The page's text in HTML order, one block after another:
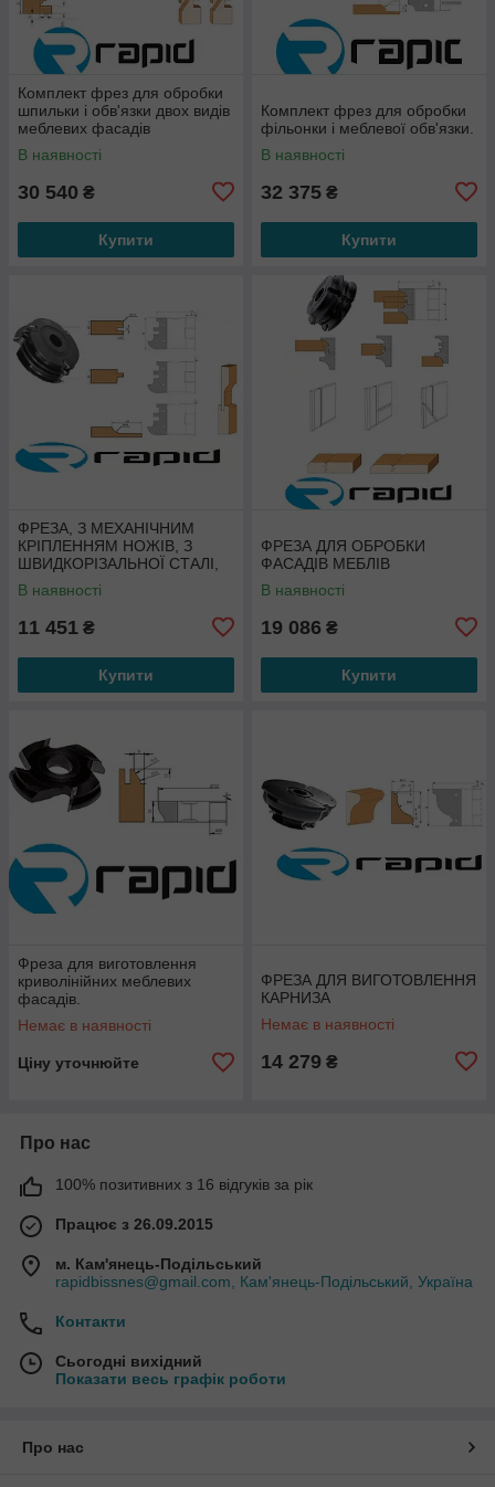
Комплект фрез для обробки
шпильки і обв'язки двох видів
меблевих фасадів
В наявності
30 540 ₴
Купити
Комплект фрез для обробки
фільонки і меблевої обв'язки.
В наявності
32 375 ₴
Купити
ФРЕЗА, З МЕХАНІЧНИМ
КРІПЛЕННЯМ НОЖІВ, З
ШВИДКОРІЗАЛЬНОЇ СТАЛІ,
ДЛЯ ОБРОБКИ ФАСАДІВ
МЕБЛІВ
В наявності
11 451 ₴
Купити
ФРЕЗА ДЛЯ ОБРОБКИ
ФАСАДІВ МЕБЛІВ
В наявності
19 086 ₴
Купити
Фреза для виготовлення
криволінійних меблевих
фасадів.
Немає в наявності
Ціну уточнюйте
ФРЕЗА ДЛЯ ВИГОТОВЛЕННЯ
КАРНИЗА
Немає в наявності
14 279 ₴
Про нас
100% позитивних з 16 відгуків за рік
Працює з 26.09.2015
м. Кам'янець-Подільський
rapidbissnes@gmail.com, Кам'янець-Подільський, Україна
Контакти
Сьогодні вихідний
Показати весь графік роботи
Про нас